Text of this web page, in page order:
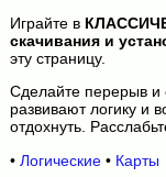
Играйте в
скачивания и
эту страницу.
Сделайте перерыв и
развивают логику и
отдохнуть.
• Логические• Карты